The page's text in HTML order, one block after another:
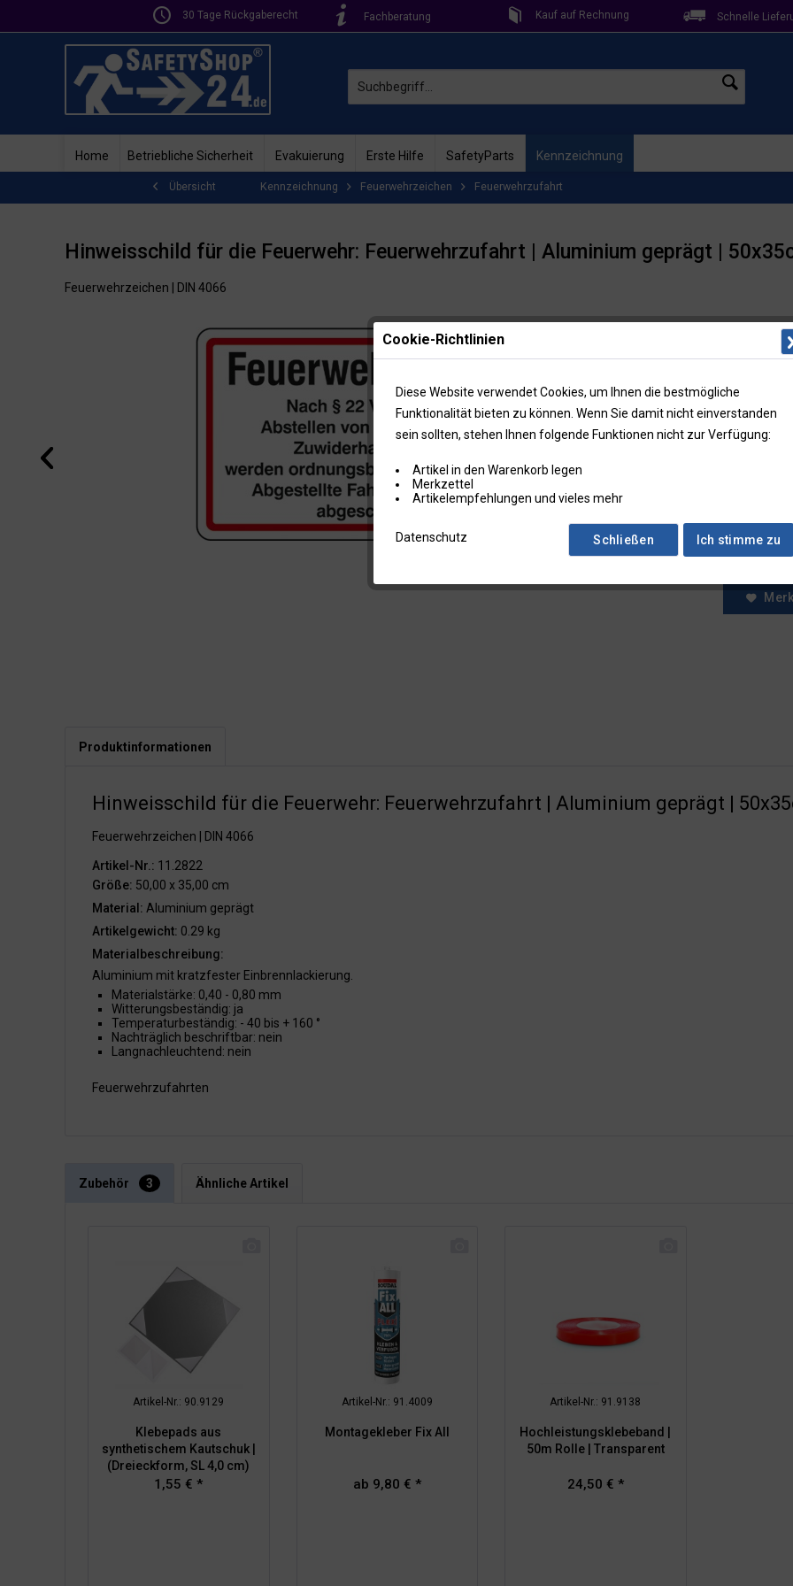
30 Tage Rückgaberecht Fachberatung Kauf auf Rechnung Schnelle
Home Betriebliche Sicherheit Evakuierung Erste Hilfe SafetyParts Kennzeichnung
Übersicht Kennzeichnung Feuerwehrzeichen Feuerwehrzufahrt
Hinweisschild für die Feuerwehr: Feuerwehrzufahrt | Aluminium geprägt |
Feuerwehrzeichen | DIN 4066
Lieferzeit:
Artikel-
* Preise
Menge:
Produktinformationen
Hinweisschild für die Feuerwehr: Feuerwehrzufahrt | Aluminium geprägt |
Feuerwehrzeichen | DIN 4066
Artikel-Nr.: 11.2822
Größe: 50,00 x 35,00 cm
Material: Aluminium geprägt
Artikelgewicht: 0.29 kg
Materialbeschreibung:
Aluminium mit kratzfester Einbrennlackierung.
Materialstärke: 0,40 - 0,80 mm
Witterungsbeständig: ja
Temperaturbeständig: - 40 bis + 160 °
Nachträglich beschriftbar: nein
Langnachleuchtend: nein
Feuerwehrzufahrten
Zubehör 3 Ähnliche Artikel
Artikel-Nr.: 90.9129
Klebepads aus
synthetischem Kautschuk |
(Dreieckform, SL 4,0 cm)
1,55 € *
Artikel-Nr.: 91.4009
Montagekleber Fix All
ab 9,80 € *
Artikel-Nr.: 91.9138
Hochleistungsklebeband |
50m Rolle | Transparent
24,50 € *
Cookie-Richtlinien
Diese Website verwendet Cookies, um Ihnen die bestmögliche
Funktionalität bieten zu können. Wenn Sie damit nicht einverstanden
sein sollten, stehen Ihnen folgende Funktionen nicht zur Verfügung:
Artikel in den Warenkorb legen
Merkzettel
Artikelempfehlungen und vieles mehr
Datenschutz Ich stimme zu
Schließen